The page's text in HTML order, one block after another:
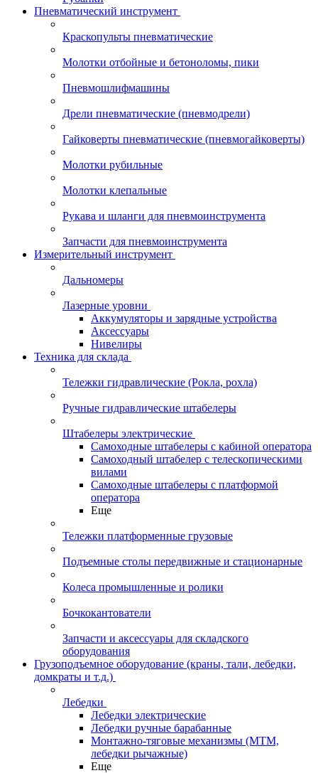
Пневматический инструмент
Краскопульты пневматические
Молотки отбойные и бетоноломы, пики
Пневмошлифмашины
Дрели пневматические (пневмодрели)
Гайковерты пневматические (пневмогайковерты)
Молотки рубильные
Молотки клепальные
Рукава и шланги для пневмоинструмента
Запчасти для пневмоинструмента
Измерительный инструмент
Дальномеры
Лазерные уровни
Аккумуляторы и зарядные устройства
Аксессуары
Нивелиры
Техника для склада
Тележки гидравлические (Рокла, рохла)
Ручные гидравлические штабелеры
Штабелеры электрические
Самоходные штабелеры с кабиной оператора
Самоходный штабелер с телескопическими
вилами
Самоходные штабелеры с платформой
оператора
Еще
Тележки платформенные грузовые
Подъемные столы передвижные и стационарные
Колеса промышленные и ролики
Бочкокантователи
Запчасти и аксессуары для складского
оборудования
Грузоподъемное оборудование (краны, тали, лебедки,
домкраты и т.д.)
Лебедки
Лебедки электрические
Лебедки ручные барабанные
Монтажно-тяговые механизмы (МТМ,
лебедки рычажные)
Еще